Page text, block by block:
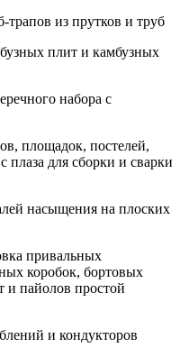
трапов из прутков и труб
плит и камбузных
набора с
площадок, постелей,
плаза для сборки и сварки
насыщения на плоских
привальных
коробок, бортовых
и пайолов простой
и кондукторов